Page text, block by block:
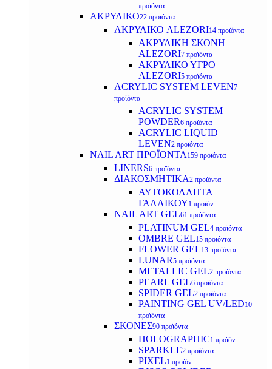
προϊόντα
ΑΚΡΥΛΙΚΟ22 προϊόντα
ΑΚΡΥΛΙΚΟ ALEZORI14 προϊόντα
ΑΚΡΥΛΙΚΗ ΣΚΟΝΗ
ALEZORI7 προϊόντα
ΑΚΡΥΛΙΚΟ ΥΓΡΟ
ALEZORI5 προϊόντα
ACRYLIC SYSTEM LEVEN7
προϊόντα
ACRYLIC SYSTEM
POWDER6 προϊόντα
ACRYLIC LIQUID
LEVEN2 προϊόντα
NAIL ART ΠΡΟΪΟΝΤΑ 159 προϊόντα
LINERS6 προϊόντα
ΔΙΑΚΟΣΜΗΤΙΚΑ2 προϊόντα
ΑΥΤΟΚΟΛΛΗΤΑ
ΓΑΛΛΙΚΟΥ1 προϊόν
NAIL ART GEL61 προϊόντα
PLATINUM GEL4 προϊόντα
OMBRE GEL15 προϊόντα
FLOWER GEL13 προϊόντα
LUNAR5 προϊόντα
METALLIC GEL2 προϊόντα
PEARL GEL6 προϊόντα
SPIDER GEL2 προϊόντα
PAINTING GEL UV/LED10
προϊόντα
ΣΚΟΝΕΣ90 προϊόντα
HOLOGRAPHIC1 προϊόν
SPARKLE2 προϊόντα
PIXEL1 προϊόν